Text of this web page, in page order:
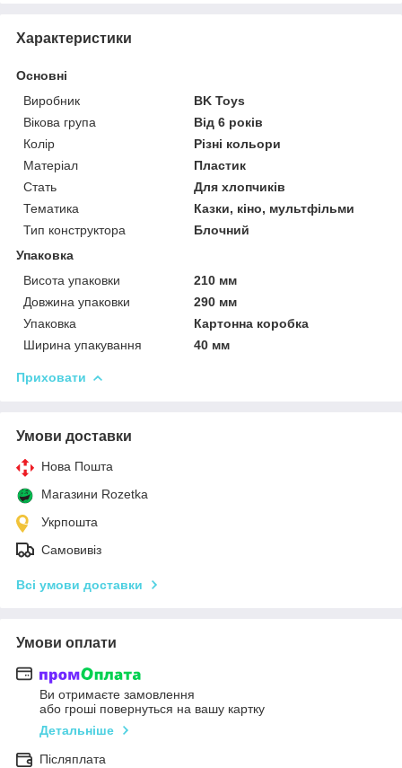
Характеристики
Основні
Виробник
BK Toys
Вікова група
Від 6 років
Колір
Різні кольори
Матеріал
Пластик
Стать
Для хлопчиків
Тематика
Казки, кіно, мультфільми
Тип конструктора
Блочний
Упаковка
Висота упаковки
210 мм
Довжина упаковки
290 мм
Упаковка
Картонна коробка
Ширина упакування
40 мм
Приховати
Умови доставки
Нова Пошта
Магазини Rozetka
Укрпошта
Самовивіз
Всі умови доставки
Умови оплати
Ви отримаєте замовлення
або гроші повернуться на вашу картку
Детальніше
Післяплата